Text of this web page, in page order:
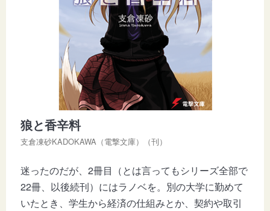
狼と香辛料
支倉凍砂KADOKAWA（電撃文庫）（刊）
迷ったのだが、2冊目（とは言ってもシリーズ全部で
22冊、以後続刊）にはラノベを。別の大学に勤めて
いたとき、学生から経済の仕組みとか、契約や取引